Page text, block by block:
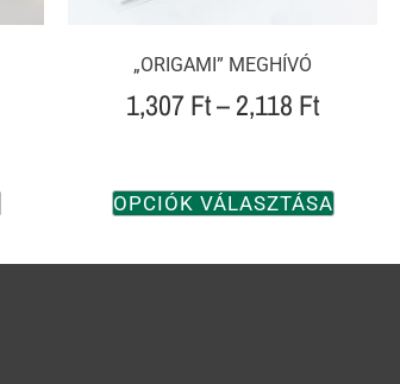
„ORIGAMI” MEGHÍVÓ
1,307Ft–2,118 Ft
OPCIÓK VÁLASZTÁSA